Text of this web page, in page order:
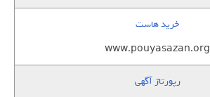
خرید هاست
www.pouyasazan.org
رپورتاژ آگهی